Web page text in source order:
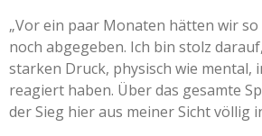
„Vor ein paar Monaten hätten wir
noch abgegeben. Ich bin stolz
starken Druck, physisch wie mental,
reagiert haben. Über das gesamte
der Sieg hier aus meiner Sicht völlig